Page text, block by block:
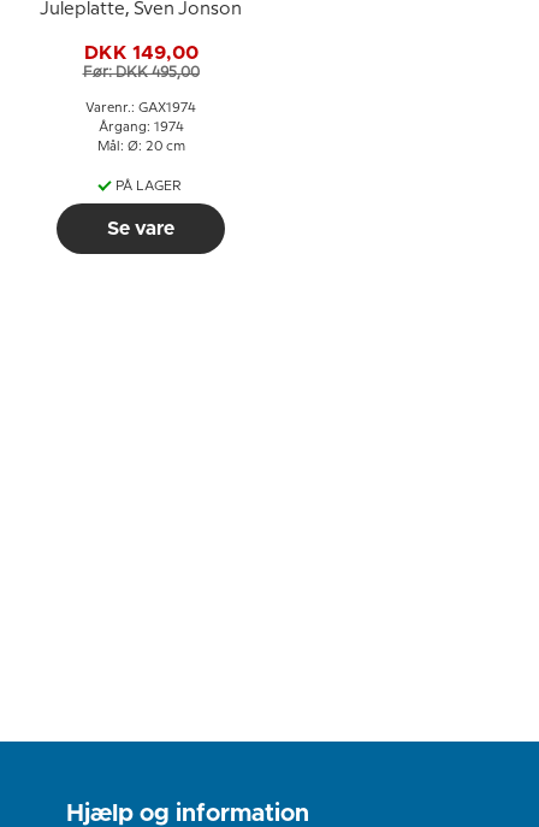
Juleplatte, Sven Jonson
DKK 149,00
Før: DKK 495,00
Varenr.: GAX1974
Årgang: 1974
Mål: Ø: 20 cm
PÅ LAGER
Se vare
Hjælp og information